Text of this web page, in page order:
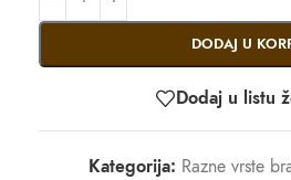
DODAJ U
Dodaj u listu
Kategorija: Razne vrste